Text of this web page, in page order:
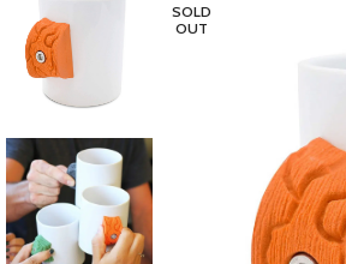
SOLD
OUT